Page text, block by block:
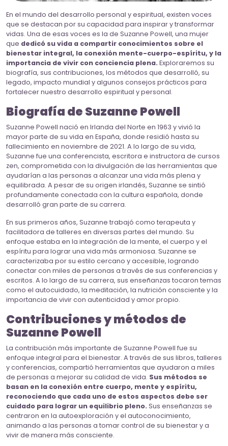
En el mundo del desarrollo personal y espiritual, existen voces
que se destacan por su capacidad para inspirar y transformar
vidas. Una de esas voces es la de Suzanne Powell, una mujer
que dedicó su vida a compartir conocimientos sobre el
bienestar integral, la conexión mente-cuerpo-espíritu, y la
importancia de vivir con conciencia plena. Exploraremos su
biografía, sus contribuciones, los métodos que desarrolló, su
legado, impacto mundial y algunos consejos prácticos para
fortalecer nuestro desarrollo espiritual y personal.
Biografía de Suzanne Powell
Suzanne Powell nació en Irlanda del Norte en 1963 y vivió la
mayor parte de su vida en España, donde residió hasta su
fallecimiento en noviembre de 2021. A lo largo de su vida,
Suzanne fue una conferencista, escritora e instructora de cursos
zen, comprometida con la divulgación de las herramientas que
ayudarían a las personas a alcanzar una vida más plena y
equilibrada. A pesar de su origen irlandés, Suzanne se sintió
profundamente conectada con la cultura española, donde
desarrolló gran parte de su carrera.
En sus primeros años, Suzanne trabajó como terapeuta y
facilitadora de talleres en diversas partes del mundo. Su
enfoque estaba en la integración de la mente, el cuerpo y el
espíritu para lograr una vida más armoniosa. Suzanne se
caracterizaba por su estilo cercano y accesible, logrando
conectar con miles de personas a través de sus conferencias y
escritos. A lo largo de su carrera, sus enseñanzas tocaron temas
como el autocuidado, la meditación, la nutrición consciente y la
importancia de vivir con autenticidad y amor propio.
Contribuciones y métodos de
Suzanne Powell
La contribución más importante de Suzanne Powell fue su
enfoque integral para el bienestar. A través de sus libros, talleres
y conferencias, compartió herramientas que ayudaron a miles
de personas a mejorar su calidad de vida. Sus métodos se
basan en la conexión entre cuerpo, mente y espíritu,
reconociendo que cada uno de estos aspectos debe ser
cuidado para lograr un equilibrio pleno. Sus enseñanzas se
centraron en la autoexploración y el autoconocimiento,
animando a las personas a tomar control de su bienestar y a
vivir de manera más consciente.